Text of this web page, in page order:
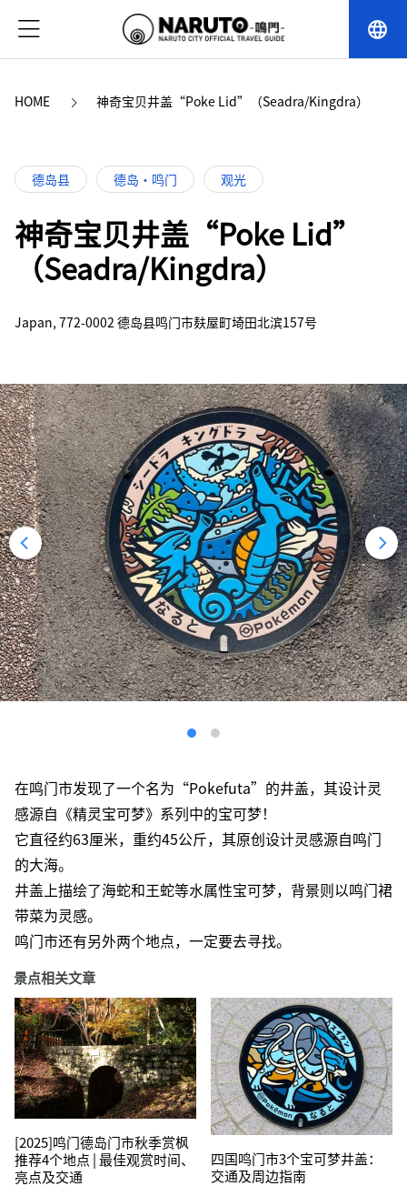
language
HOME 神奇宝贝井盖“Poke Lid”（Seadra/Kingdra）
德岛县 德岛・鸣门 观光
神奇宝贝井盖“Poke Lid”
（Seadra/Kingdra）
Japan, 772-0002 德岛县鸣门市麸屋町埼田北滨157号
在鸣门市发现了一个名为“Pokefuta”的井盖，其设计灵
感源自《精灵宝可梦》系列中的宝可梦！
它直径约63厘米，重约45公斤，其原创设计灵感源自鸣门
的大海。
井盖上描绘了海蛇和王蛇等水属性宝可梦，背景则以鸣门裙
带菜为灵感。
鸣门市还有另外两个地点，一定要去寻找。
景点相关文章
[2025]鸣门德岛门市秋季赏枫
推荐4个地点 | 最佳观赏时间、
亮点及交通
四国鸣门市3个宝可梦井盖：
交通及周边指南